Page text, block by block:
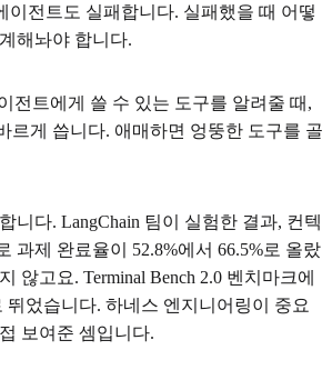
전트도 실패합니다. 실패했을 때 어떻
해놔야 합니다.
전트에게 쓸 수 있는 도구를 알려줄 때,
르게 씁니다. 애매하면 엉뚱한 도구를 골
니다. LangChain 팀이 실험한 결과, 컨텍
과제 완료율이 52.8%에서 66.5%로 올랐
않고요. Terminal Bench 2.0 벤치마크에
뛰었습니다. 하네스 엔지니어링이 중요
보여준 셈입니다.